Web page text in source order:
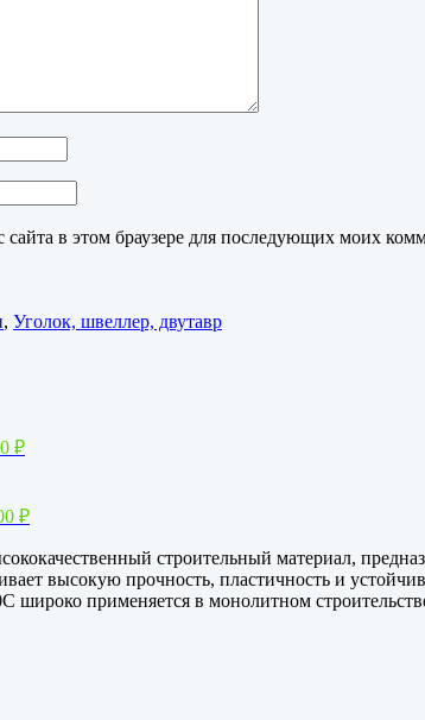
в этом браузере для последующих моих
, Уголок, швеллер, двутавр
₽
₽
строительный материал,
высокую прочность, пластичность и
широко применяется в монолитном